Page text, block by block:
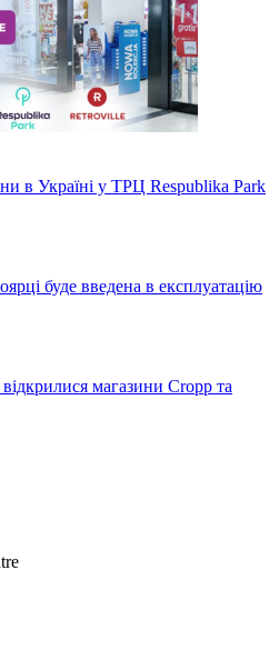
в Україні у ТРЦ Respublika Park
буде введена в експлуатацію
магазини Cropp та